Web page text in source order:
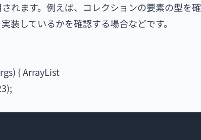
れます。例えば、コレクションの要素の型を
装しているかを確認する場合などです。
{ ArrayList